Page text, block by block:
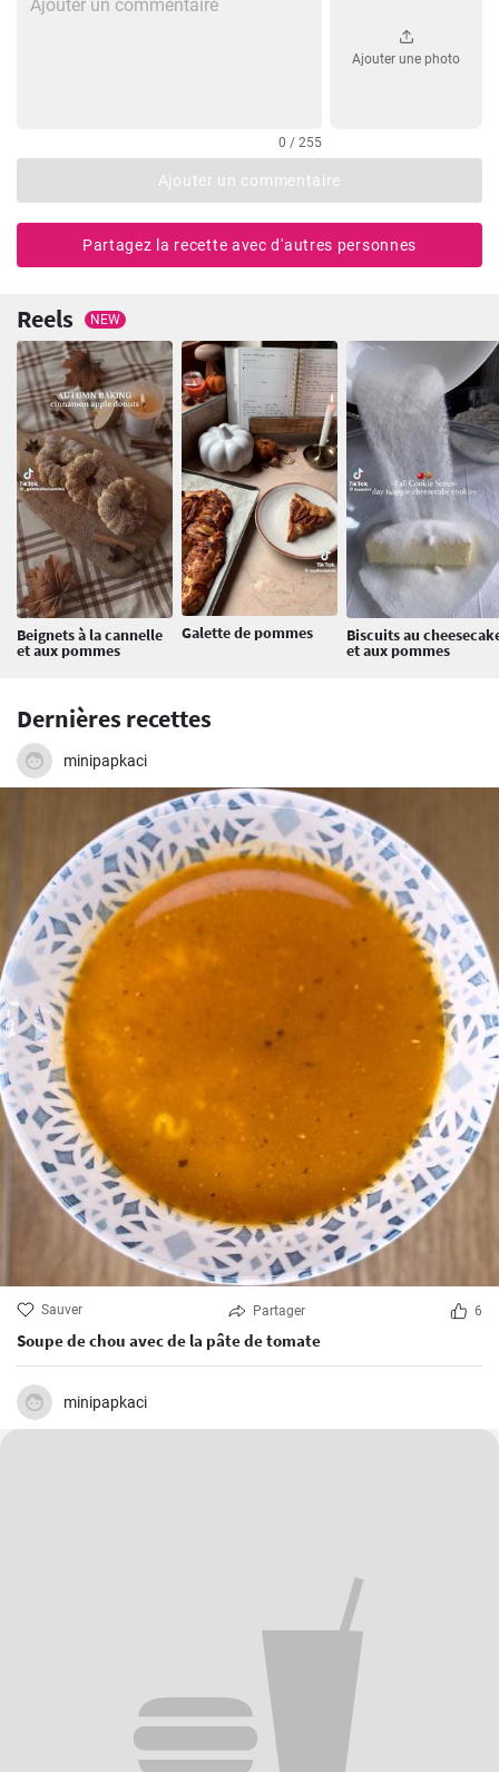
0 / 255
Ajouter une photo
Ajouter un commentaire
Partagez la recette avec d'autres personnes
Reels NEW
Beignets à la cannelle
et aux pommes
Galette de pommes Biscuits au
et aux pommes
Dernières recettes
minipapkaci
Sauver Partager 6
Soupe de chou avec de la pâte de tomate
minipapkaci